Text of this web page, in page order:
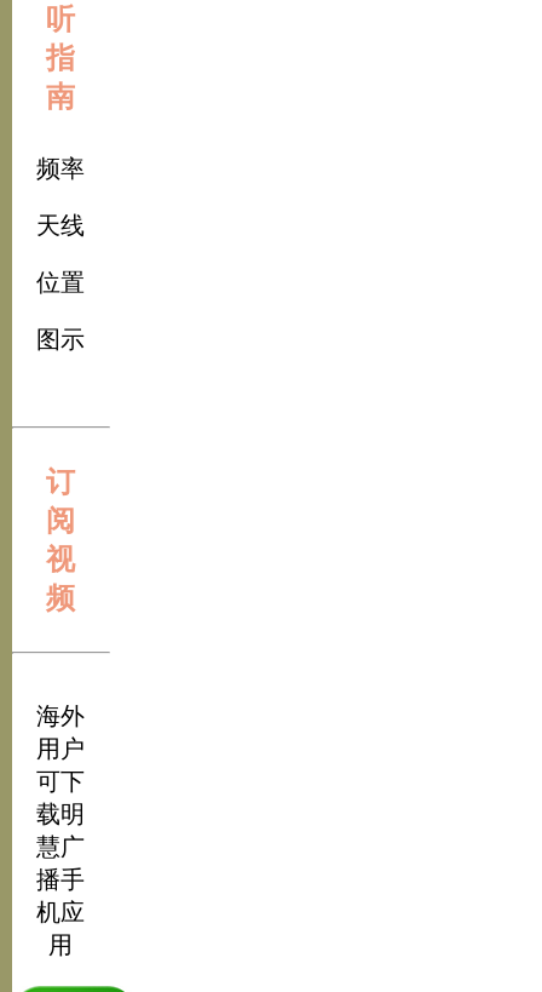
听
指
南
频率
天线
位置
图示
订
阅
视
频
海外
用户
可下
载明
慧广
播手
机应
用